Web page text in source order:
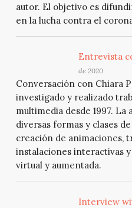
autor. El objetivo es
en la lucha contra el
Entrevista
de 2020
Conversación con Chiara
investigado y realizado
multimedia desde 1997. La
diversas formas y clases
creación de animaciones,
instalaciones interactivas
virtual y aumentada.
Interview